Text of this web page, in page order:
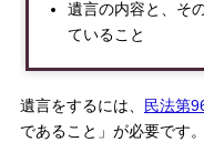
遺言の内容と、そ
ていること
遺言をするには、 民法第
であること」が必要です。